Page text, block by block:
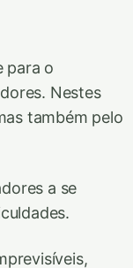
para o
Nestes
também pelo
a se